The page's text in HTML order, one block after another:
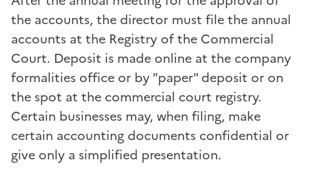
the accounts, the director must file the annual
accounts at the Registry of the Commercial
Court. Deposit is made online at the company
formalities office or by "paper" deposit or on
the spot at the commercial court registry.
Certain businesses may, when filing, make
certain accounting documents confidential or
give only a simplified presentation.